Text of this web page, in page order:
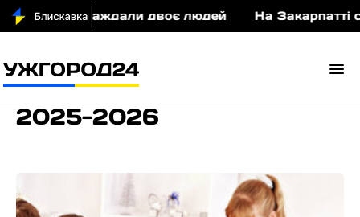
постраждали двоє людей На Закарпатті
2025-2026